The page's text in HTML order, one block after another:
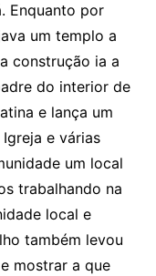
Enquanto por
um templo a
construção ia a
do interior de
e lança um
e várias
um local
trabalhando na
local e
também levou
mostrar a que